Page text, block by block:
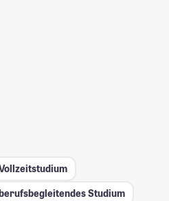
Studium